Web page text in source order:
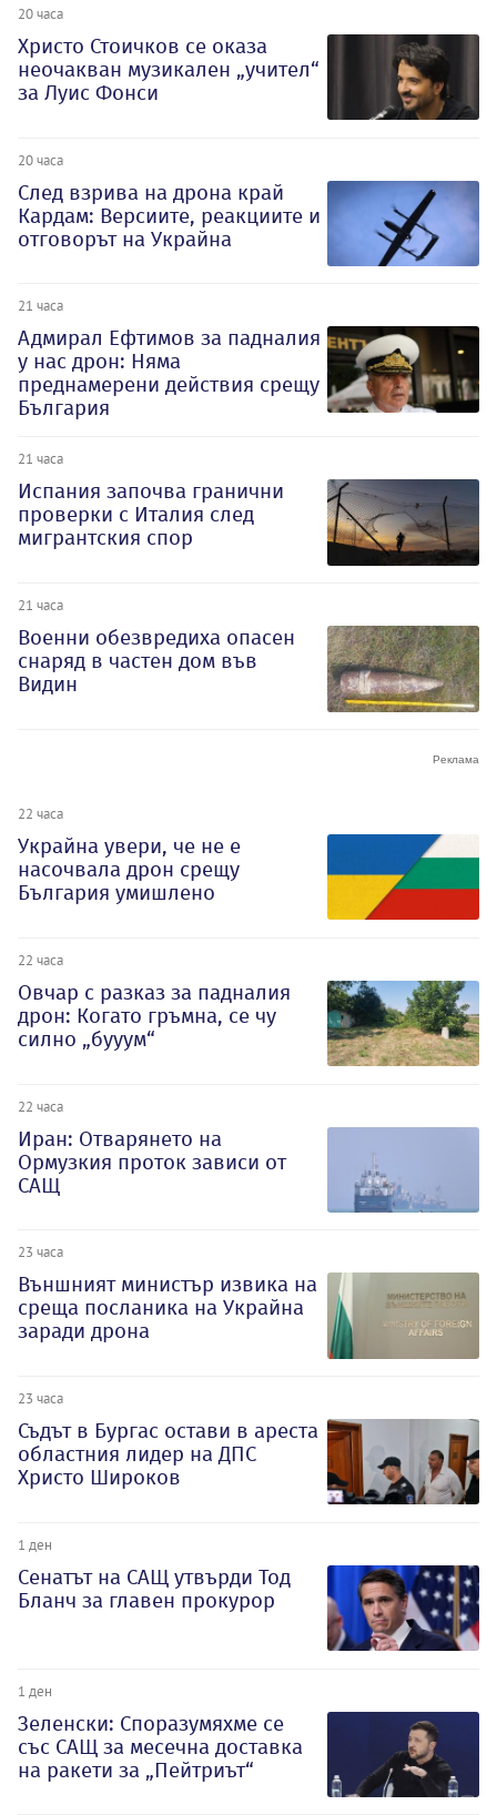
20 часа
Христо Стоичков се оказа
неочакван музикален „учител“
за Луис Фонси
20 часа
След взрива на дрона край
Кардам: Версиите, реакциите и
отговорът на Украйна
21 часа
Адмирал Ефтимов за падналия
у нас дрон: Няма
преднамерени действия срещу
България
21 часа
Испания започва гранични
проверки с Италия след
мигрантския спор
21 часа
Военни обезвредиха опасен
снаряд в частен дом във
Видин
22 часа
Украйна увери, че не е
насочвала дрон срещу
България умишлено
22 часа
Овчар с разказ за падналия
дрон: Когато гръмна, се чу
силно „бууум“
22 часа
Иран: Отварянето на
Ормузкия проток зависи от
САЩ
23 часа
Външният министър извика на
среща посланика на Украйна
заради дрона
23 часа
Съдът в Бургас остави в ареста
областния лидер на ДПС
Христо Широков
1 ден
Сенатът на САЩ утвърди Тод
Бланч за главен прокурор
1 ден
Зеленски: Споразумяхме се
със САЩ за месечна доставка
на ракети за „Пейтриът“